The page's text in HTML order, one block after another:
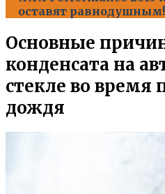
оставят равнодушным!
Основные
конденсата на
стекле во время
дождя